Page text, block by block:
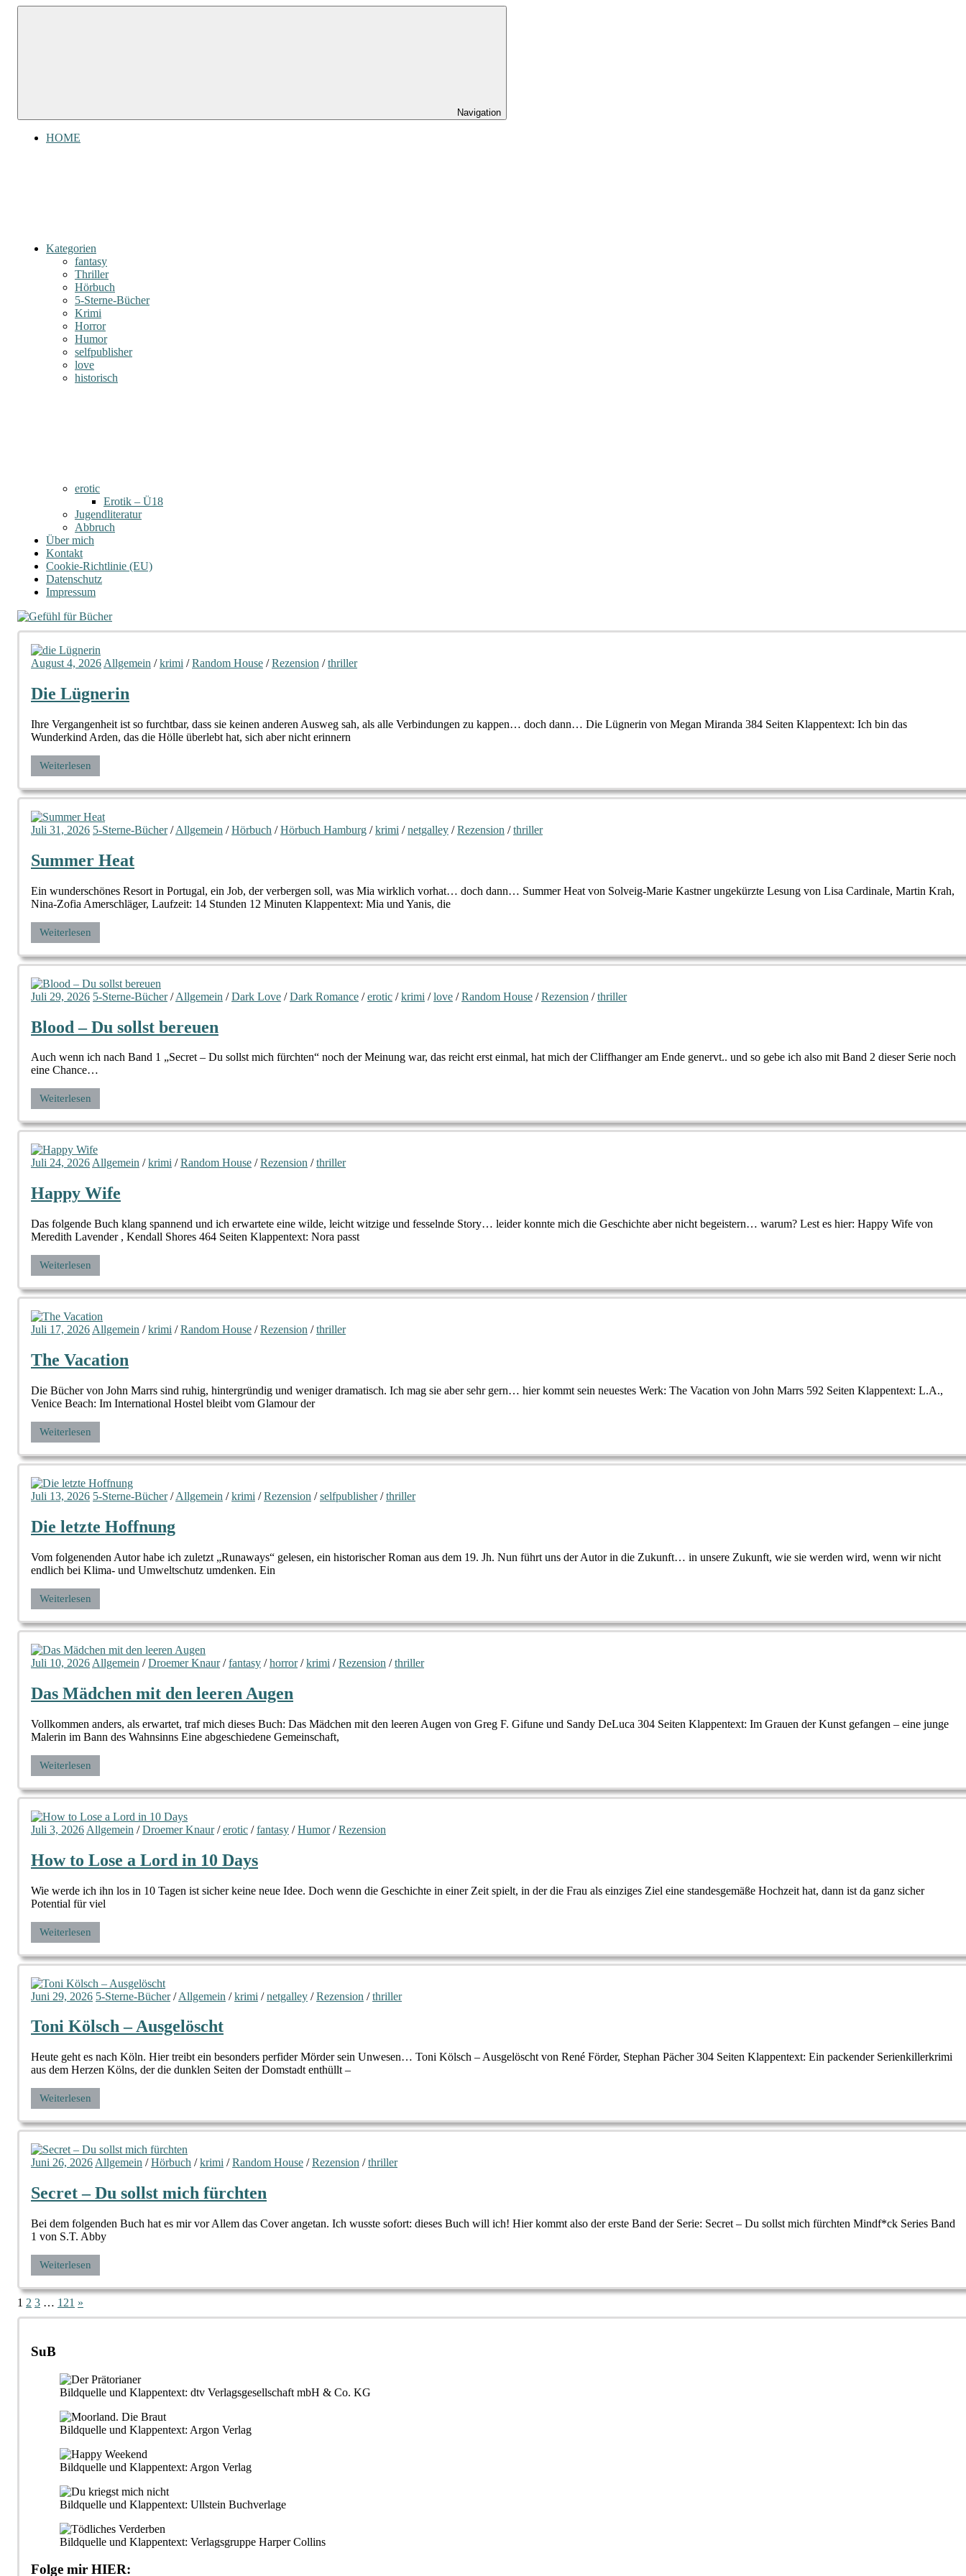
Zum
Navigation
HOME
Kategorien
fantasy
Thriller
Hörbuch
5-Sterne-Bücher
Krimi
Horror
Humor
selfpublisher
love
historisch
erotic
Erotik – Ü18
Jugendliteratur
Abbruch
Über mich
Kontakt
Cookie-Richtlinie (EU)
Datenschutz
Impressum
August 4, 2026 Allgemein /krimi /Random House /Rezension /thriller
Die Lügnerin
Ihre Vergangenheit ist so furchtbar, dass sie keinen anderen Ausweg sah, als alle Verbindungen zu kappen… doch dann… Die Lügnerin von Megan Miranda 384 Seiten Klappentext: Ich bin das
Wunderkind Arden, das die Hölle überlebt hat, sich aber nicht erinnern
Weiterlesen
Juli 31, 2026 5-Sterne-Bücher/Allgemein /Hörbuch /Hörbuch Hamburg /krimi /netgalley /Rezension /thriller
Summer Heat
Ein wunderschönes Resort in Portugal, ein Job, der verbergen soll, was Mia wirklich vorhat… doch dann… Summer Heat von Solveig-Marie Kastner ungekürzte Lesung von Lisa Cardinale, Martin Krah,
Nina-Zofia Amerschläger, Laufzeit: 14 Stunden 12 Minuten Klappentext: Mia und Yanis, die
Weiterlesen
Juli 29, 2026 5-Sterne-Bücher/Allgemein /Dark Love /Dark Romance /erotic /krimi /love /Random House /Rezension /thriller
Blood – Du sollst bereuen
Auch wenn ich nach Band 1 „Secret – Du sollst mich fürchten“ noch der Meinung war, das reicht erst einmal, hat mich der Cliffhanger am Ende genervt.. und so gebe ich also mit Band 2 dieser Serie noch
eine Chance…
Weiterlesen
Juli 24, 2026Allgemein /krimi /Random House /Rezension /thriller
Happy Wife
Das folgende Buch klang spannend und ich erwartete eine wilde, leicht witzige und fesselnde Story… leider konnte mich die Geschichte aber nicht begeistern… warum? Lest es hier: Happy Wife von
Meredith Lavender , Kendall Shores 464 Seiten Klappentext: Nora passt
Weiterlesen
Juli 17, 2026 Allgemein /krimi /Random House /Rezension /thriller
The Vacation
Die Bücher von John Marrs sind ruhig, hintergründig und weniger dramatisch. Ich mag sie aber sehr gern… hier kommt sein neuestes Werk: The Vacation von John Marrs 592 Seiten Klappentext: L.A.,
Venice Beach: Im International Hostel bleibt vom Glamour der
Weiterlesen
Juli 13, 2026 5-Sterne-Bücher/Allgemein /krimi /Rezension /selfpublisher/thriller
Die letzte Hoffnung
Vom folgenenden Autor habe ich zuletzt „Runaways“ gelesen, ein historischer Roman aus dem 19. Jh. Nun führt uns der Autor in die Zukunft… in unsere Zukunft, wie sie werden wird, wenn wir nicht
endlich bei Klima- und Umweltschutz umdenken. Ein
Weiterlesen
Juli 10, 2026 Allgemein /Droemer Knaur/fantasy /horror/krimi /Rezension /thriller
Das Mädchen mit den leeren Augen
Vollkommen anders, als erwartet, traf mich dieses Buch: Das Mädchen mit den leeren Augen von Greg F. Gifune und Sandy DeLuca 304 Seiten Klappentext: Im Grauen der Kunst gefangen – eine junge
Malerin im Bann des Wahnsinns Eine abgeschiedene Gemeinschaft,
Weiterlesen
Juli 3, 2026 Allgemein /Droemer Knaur/erotic /fantasy /Humor/Rezension
How to Lose a Lord in 10 Days
Wie werde ich ihn los in 10 Tagen ist sicher keine neue Idee. Doch wenn die Geschichte in einer Zeit spielt, in der die Frau als einziges Ziel eine standesgemäße Hochzeit hat, dann ist da ganz sicher
Potential für viel
Weiterlesen
Juni 29, 2026 5-Sterne-Bücher/Allgemein /krimi /netgalley /Rezension /thriller
Toni Kölsch – Ausgelöscht
Heute geht es nach Köln. Hier treibt ein besonders perfider Mörder sein Unwesen… Toni Kölsch – Ausgelöscht von René Förder, Stephan Pächer 304 Seiten Klappentext: Ein packender Serienkillerkrimi
aus dem Herzen Kölns, der die dunklen Seiten der Domstadt enthüllt –
Weiterlesen
Juni 26, 2026 Allgemein /Hörbuch /krimi /Random House /Rezension /thriller
Secret – Du sollst mich fürchten
Bei dem folgenden Buch hat es mir vor Allem das Cover angetan. Ich wusste sofort: dieses Buch will ich! Hier kommt also der erste Band der Serie: Secret – Du sollst mich fürchten Mindf*ck Series Band
1 von S.T. Abby
Weiterlesen
Seitennummerierung
der
Beiträge
1 2 3 … 121 Nächste
Beiträge
»
SuB
Bildquelle und Klappentext: dtv Verlagsgesellschaft mbH & Co. KG
Bildquelle und Klappentext: Argon Verlag
Bildquelle und Klappentext: Argon Verlag
Bildquelle und Klappentext: Ullstein Buchverlage
Bildquelle und Klappentext: Verlagsgruppe Harper Collins
Folge mir HIER: